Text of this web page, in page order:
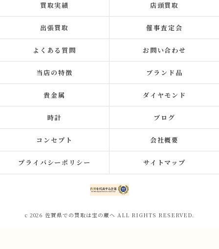
買取実績 店頭買取
出張買取 催事査定会
よくある質問 お問い合わせ
当店の特徴 ブランド品
貴金属 ダイヤモンド
時計 ブログ
コンセプト 会社概要
プライバシーポリシー サイトマップ
c 2026 佐賀県での買取は宝の蔵へ ALL RIGHTS RESERVED.